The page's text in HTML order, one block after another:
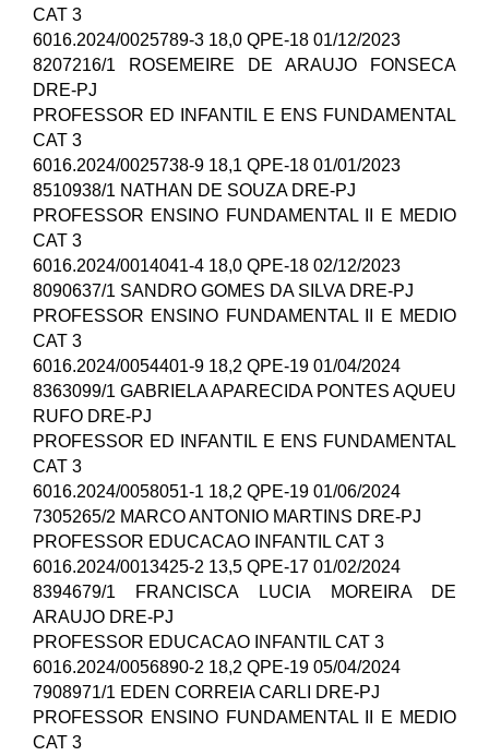
CAT 3
6016.2024/0025789-3 18,0 QPE-18 01/12/2023
8207216/1 ROSEMEIRE DE ARAUJO FONSECA
DRE-PJ
PROFESSOR ED INFANTIL E ENS FUNDAMENTAL
CAT 3
6016.2024/0025738-9 18,1 QPE-18 01/01/2023
8510938/1 NATHAN DE SOUZA DRE-PJ
PROFESSOR ENSINO FUNDAMENTAL II E MEDIO
CAT 3
6016.2024/0014041-4 18,0 QPE-18 02/12/2023
8090637/1 SANDRO GOMES DA SILVA DRE-PJ
PROFESSOR ENSINO FUNDAMENTAL II E MEDIO
CAT 3
6016.2024/0054401-9 18,2 QPE-19 01/04/2024
8363099/1 GABRIELA APARECIDA PONTES AQUEU
RUFO DRE-PJ
PROFESSOR ED INFANTIL E ENS FUNDAMENTAL
CAT 3
6016.2024/0058051-1 18,2 QPE-19 01/06/2024
7305265/2 MARCO ANTONIO MARTINS DRE-PJ
PROFESSOR EDUCACAO INFANTIL CAT 3
6016.2024/0013425-2 13,5 QPE-17 01/02/2024
8394679/1 FRANCISCA LUCIA MOREIRA DE
ARAUJO DRE-PJ
PROFESSOR EDUCACAO INFANTIL CAT 3
6016.2024/0056890-2 18,2 QPE-19 05/04/2024
7908971/1 EDEN CORREIA CARLI DRE-PJ
PROFESSOR ENSINO FUNDAMENTAL II E MEDIO
CAT 3